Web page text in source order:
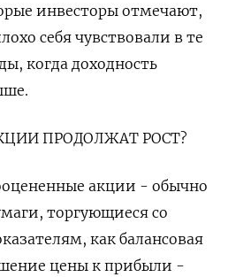
инвесторы отмечают,
себя чувствовали в те
когда доходность
ПРОДОЛЖАТ РОСТ?
акции - обычно
торгующиеся со
как балансовая
цены к прибыли -